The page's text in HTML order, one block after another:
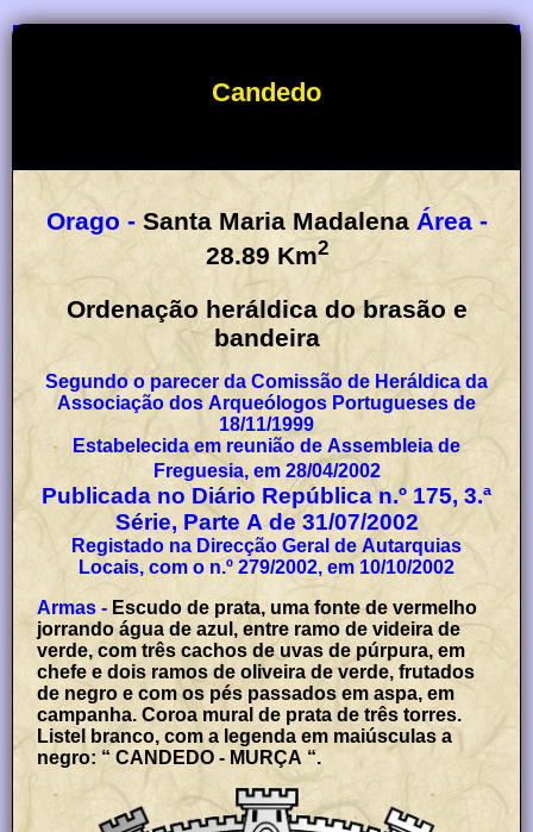
Candedo
Orago - Santa Maria Madalena Área -
28.89 Km2
Ordenação heráldica do brasão e
bandeira
Segundo o parecer da Comissão de Heráldica da
Associação dos Arqueólogos Portugueses de
18/11/1999
Estabelecida em reunião de Assembleia de
Freguesia, em 28/04/2002
Publicada no Diário República n.º 175, 3.ª
Série, Parte A de 31/07/2002
Registado na Direcção Geral de Autarquias
Locais, com o n.º 279/2002, em 10/10/2002
Armas - Escudo de prata, uma fonte de vermelho
jorrando água de azul, entre ramo de videira de
verde, com três cachos de uvas de púrpura, em
chefe e dois ramos de oliveira de verde, frutados
de negro e com os pés passados em aspa, em
campanha. Coroa mural de prata de três torres.
Listel branco, com a legenda em maiúsculas a
negro: “ CANDEDO - MURÇA “.